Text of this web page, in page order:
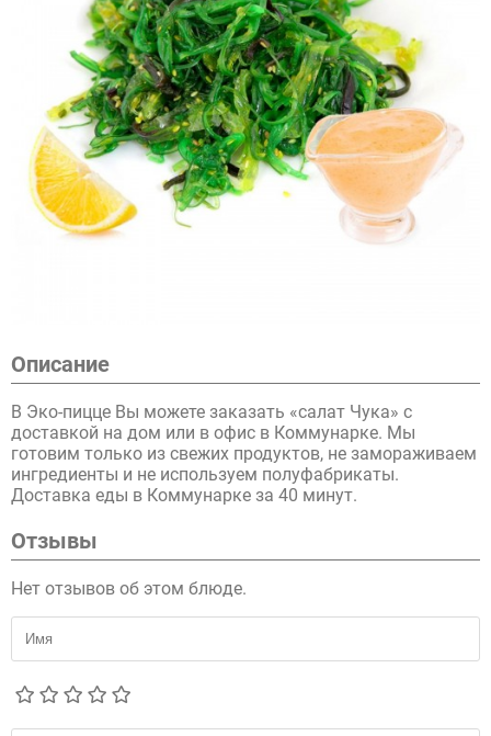
Описание
В Эко-пицце Вы можете заказать «салат Чука» с
доставкой на дом или в офис в Коммунарке. Мы
готовим только из свежих продуктов, не замораживаем
ингредиенты и не используем полуфабрикаты.
Доставка еды в Коммунарке за 40 минут.
Отзывы
Нет отзывов об этом блюде.